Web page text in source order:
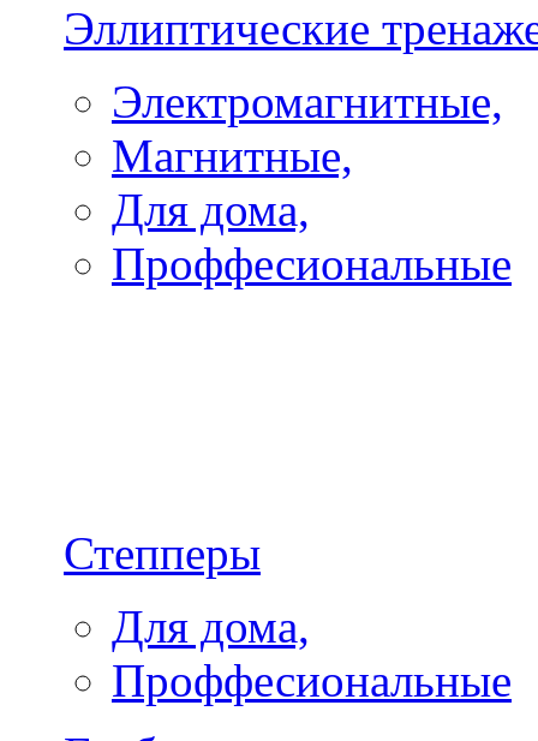
Эллиптические
Электромагнитные,
Магнитные,
Для дома,
Проффесиональные
Степперы
Для дома,
Проффесиональные